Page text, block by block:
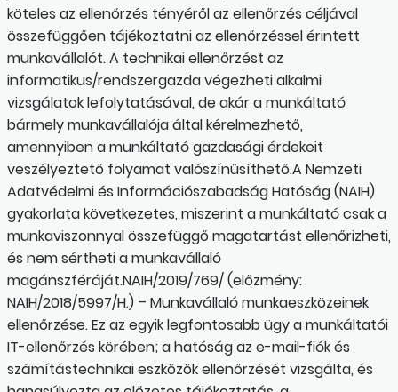
köteles az ellenőrzés tényéről az ellenőrzés céljával
összefüggően tájékoztatni az ellenőrzéssel érintett
munkavállalót. A technikai ellenőrzést az
informatikus/rendszergazda végezheti alkalmi
vizsgálatok lefolytatásával, de akár a munkáltató
bármely munkavállalója által kérelmezhető,
amennyiben a munkáltató gazdasági érdekeit
veszélyeztető folyamat valószínűsíthető.A Nemzeti
Adatvédelmi és Információszabadság Hatóság (NAIH)
gyakorlata következetes, miszerint a munkáltató csak a
munkaviszonnyal összefüggő magatartást ellenőrizheti,
és nem sértheti a munkavállaló
magánszféráját.NAIH/2019/769/ (előzmény:
NAIH/2018/5997/H.) – Munkavállaló munkaeszközeinek
ellenőrzése. Ez az egyik legfontosabb ügy a munkáltatói
IT-ellenőrzés körében; a hatóság az e-mail-fiók és
számítástechnikai eszközök ellenőrzését vizsgálta, és